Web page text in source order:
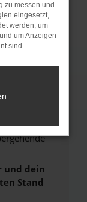
deine
einem
und dein
Stand
zu messen und
eingesetzt,
werden, um
um Anzeigen
sind.